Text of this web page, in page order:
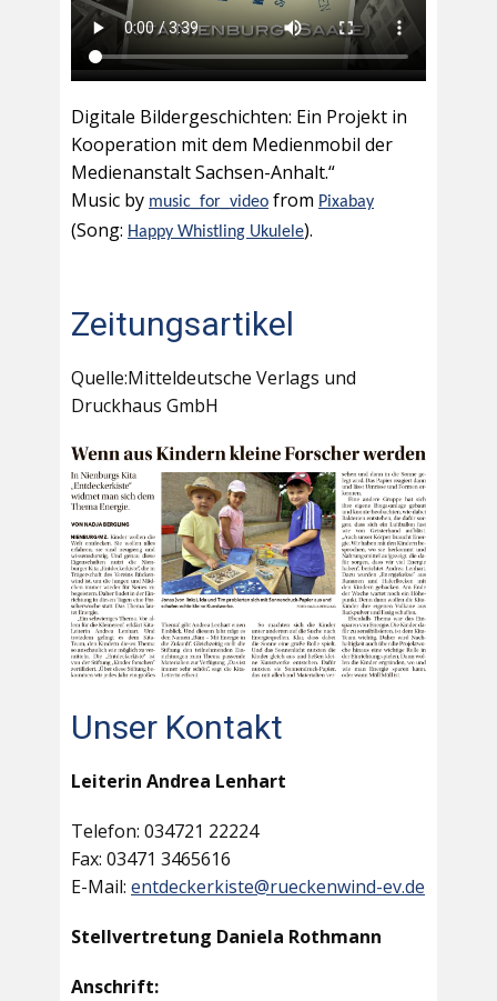
Digitale Bildergeschichten: Ein Projekt in
Kooperation mit dem Medienmobil der
Medienanstalt Sachsen-Anhalt.“
Music by music_for_video from Pixabay
(Song: Happy Whistling Ukulele).
Zeitungsartikel
Quelle:Mitteldeutsche Verlags und
Druckhaus GmbH
Unser Kontakt
Leiterin Andrea Lenhart
Telefon: 034721 22224
Fax: 03471 3465616
E-Mail: entdeckerkiste@rueckenwind-ev.de
Stellvertretung Daniela Rothmann
Anschrift: